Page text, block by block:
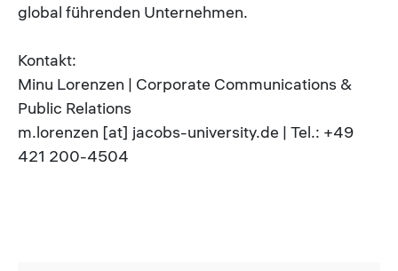
global führenden Unternehmen.
Kontakt:
Minu Lorenzen | Corporate Communications &
Public Relations
m.lorenzen [at] jacobs-university.de | Tel.: +49
421 200-4504